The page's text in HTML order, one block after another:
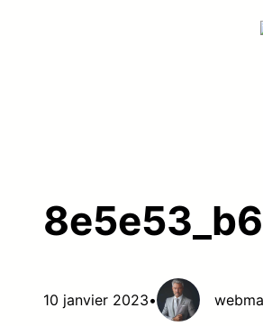
10 janvier 2023•